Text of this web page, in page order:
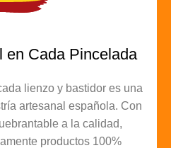
en Cada Pincelada
lienzo y bastidor es una
artesanal española. Con
a la calidad,
productos 100%